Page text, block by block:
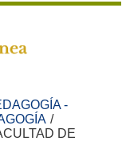
-
/
DE